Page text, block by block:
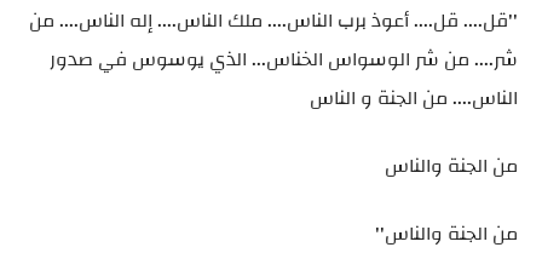
''قل.... قل.... أعوذ برب الناس.... ملك الناس.... إله الناس.... من
شر.... من شر الوسواس الخناس... الذي يوسوس في صدور
الناس.... من الجنة و الناس
من الجنة والناس
من الجنة والناس''